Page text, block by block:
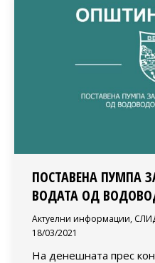
ПОСТАВЕНА ПУМПА
ВОДАТА ОД
Актуелни информации,
18/03/2021
На денешната прес